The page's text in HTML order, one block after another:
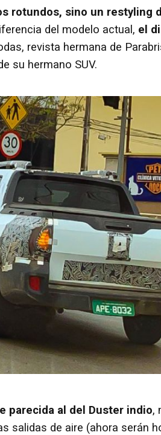
rotundos, sino un restyling
del modelo actual, el
revista hermana de
su hermano SUV.
parecida al del Duster indio,
salidas de aire (ahora serán